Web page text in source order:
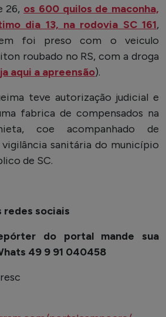
26, os 600 quilos de maconha,
dia 13, na rodovia SC 161,
foi preso com o veiculo
roubado no RS, com a droga
aqui a apreensão).
teve autorização judicial e
fabrica de compensados na
coe acompanhado de
sanitária do município
de SC.
redes sociais
do portal mande sua
49 9 91 040458